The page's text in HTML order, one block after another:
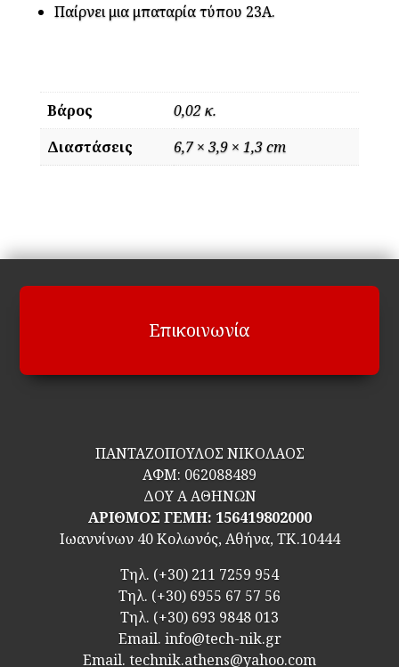
Παίρνει μια μπαταρία τύπου 23Α.
Βάρος
0,02 κ.
Διαστάσεις
6,7 × 3,9 × 1,3 cm
Επικοινωνία
ΠΑΝΤΑΖΟΠΟΥΛΟΣ ΝΙΚΟΛΑΟΣ
ΑΦΜ: 062088489
ΔΟΥ Α ΑΘΗΝΩΝ
ΑΡΙΘΜΟΣ ΓΕΜΗ: 156419802000
Ιωαννίνων 40 Κολωνός, Αθήνα, ΤΚ.10444
Τηλ. (+30) 211 7259 954
Τηλ. (+30) 6955 67 57 56
Τηλ. (+30) 693 9848 013
Email. info@tech-nik.gr
Email. technik.athens@yahoo.com